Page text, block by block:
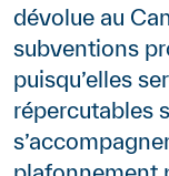
dévolue au
subventions
puisqu’elles
répercutables